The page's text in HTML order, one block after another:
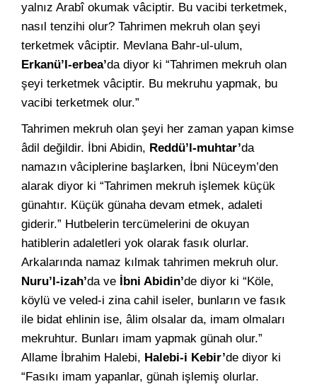
yalnız Arabî okumak vâciptir. Bu vacibi terketmek,
nasıl tenzihi olur? Tahrimen mekruh olan şeyi
terketmek vâciptir. Mevlana Bahr-ul-ulum,
Erkanü’l-erbea’da diyor ki “Tahrimen mekruh olan
şeyi terketmek vâciptir. Bu mekruhu yapmak, bu
vacibi terketmek olur.”
Tahrimen mekruh olan şeyi her zaman yapan kimse
âdil değildir. İbni Abidin, Reddü’l-muhtar’da
namazın vâciplerine başlarken, İbni Nüceym’den
alarak diyor ki “Tahrimen mekruh işlemek küçük
günahtır. Küçük günaha devam etmek, adaleti
giderir.” Hutbelerin tercümelerini de okuyan
hatiblerin adaletleri yok olarak fasık olurlar.
Arkalarında namaz kılmak tahrimen mekruh olur.
Nuru’l-izah’da ve İbni Abidin’de diyor ki “Köle,
köylü ve veled-i zina cahil iseler, bunların ve fasık
ile bidat ehlinin ise, âlim olsalar da, imam olmaları
mekruhtur. Bunları imam yapmak günah olur.”
Allame İbrahim Halebi, Halebi-i Kebir’de diyor ki
“Fasıkı imam yapanlar, günah işlemiş olurlar.